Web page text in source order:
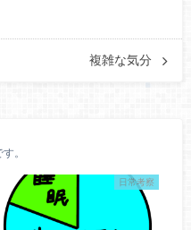
複雑な気分
。
日常考察